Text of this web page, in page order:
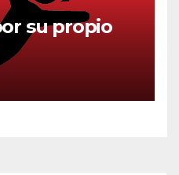
su propio